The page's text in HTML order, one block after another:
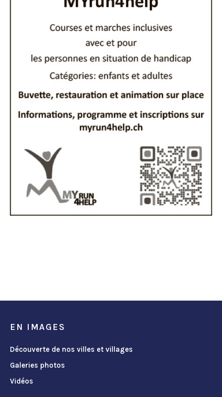
EN IMAGES
Découverte de nos villes et villages
Galeries photos
Vidéos